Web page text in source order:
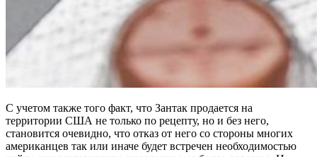
С учетом также того факт, что Зантак продается на
территории США не только по рецепту, но и без него,
становится очевидно, что отказ от него со стороны многих
американцев так или иначе будет встречен необходимостью